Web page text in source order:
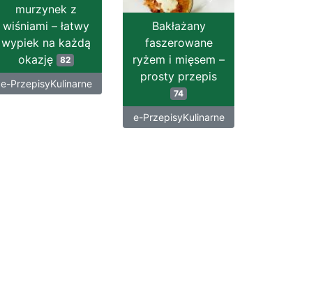
murzynek z
wiśniami – łatwy
wypiek na każdą
okazję
82
e-PrzepisyKulinarne
Bakłażany
faszerowane
ryżem i mięsem –
prosty przepis
74
e-PrzepisyKulinarne